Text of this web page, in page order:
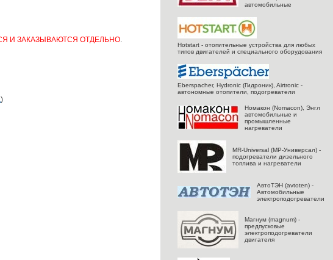
И ЗАКАЗЫВАЮТСЯ ОТДЕЛЬНО.
)
автомобильные
Hotstart - отопительные устройства для любых
типов двигателей и специального оборудования
Eberspacher, Hydronic (Гидроник), Airtronic -
автономные отопители, подогреватели
Номакон (Nomacon), Энгл
автомобильные и
промышленные
нагреватели
MR-Universal (МР-Универсал) -
подогреватели дизельного
топлива и нагреватели
АвтоТЭН (avtoten) -
Автомобильные
электроподогреватели
Магнум (magnum) -
предпусковые
электроподогреватели
двигателя